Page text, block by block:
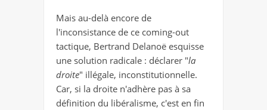
Mais au-delà encore de
l'inconsistance de ce coming-out
tactique, Bertrand Delanoë esquisse
une solution radicale : déclarer "la
droite" illégale, inconstitutionnelle.
Car, si la droite n'adhère pas à sa
définition du libéralisme, c'est en fin